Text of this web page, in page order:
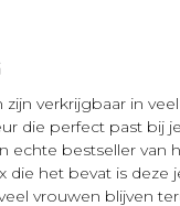
verkrijgbaar in
die perfect past bij
echte bestseller
die het bevat is
vrouwen blijven